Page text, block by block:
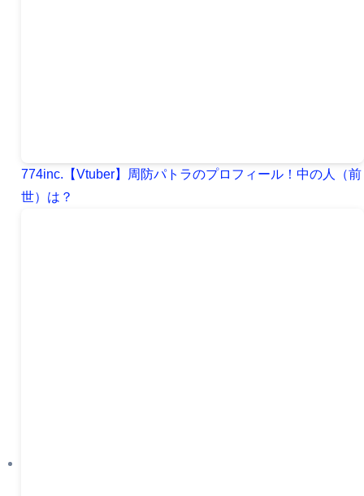
774inc.【Vtuber】周防パトラのプロフィール！中の人（前
世）は？